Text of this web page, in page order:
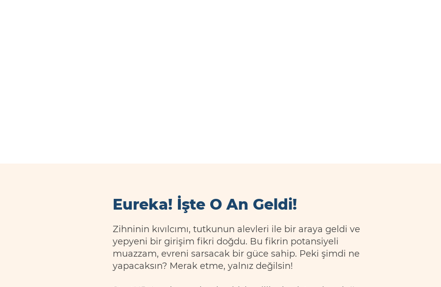
Eureka! İşte O An Geldi!
Zihninin kıvılcımı, tutkunun alevleri ile bir araya geldi ve
yepyeni bir girişim fikri doğdu. Bu fikrin potansiyeli
muazzam, evreni sarsacak bir güce sahip. Peki şimdi ne
yapacaksın? Merak etme, yalnız değilsin!